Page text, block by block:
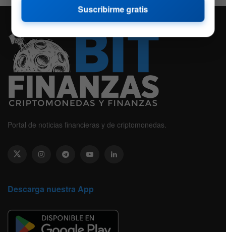
Portal de noticias financieras y de criptomonedas.
Descarga nuestra App
Suscribirme gratis